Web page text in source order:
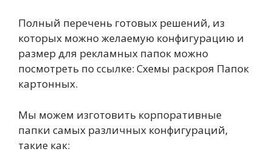
Полный перечень готовых решений, из
которых можно желаемую конфигурацию и
размер для рекламных папок можно
посмотреть по ссылке: Схемы раскроя Папок
картонных.
Мы можем изготовить корпоративные
папки самых различных конфигураций,
такие как: